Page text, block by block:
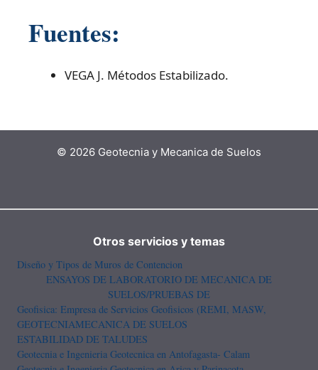
Fuentes:
VEGA J. Métodos Estabilizado.
© 2026 Geotecnia y Mecanica de Suelos
Otros servicios y temas
Diseño y Tipos de Muros de Contencion
ENSAYOS DE LABORATORIO DE MECANICA DE
SUELOS/PRUEBAS DE
Geofisica: Empresa de Servicios Geofisicos (REMI, MASW,
GEOTECNIAMECANICA DE SUELOS
ESTABILIDAD DE TALUDES
Geotecnia e Ingenieria Geotecnica en Antofagasta- Calam